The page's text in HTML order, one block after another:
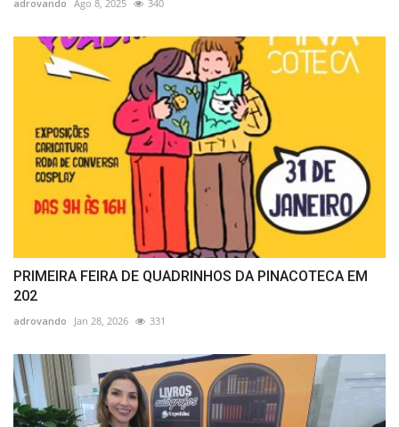
adrovando Ago 8, 2025 340
PRIMEIRA FEIRA DE QUADRINHOS DA PINACOTECA EM
202
adrovando Jan 28, 2026 331